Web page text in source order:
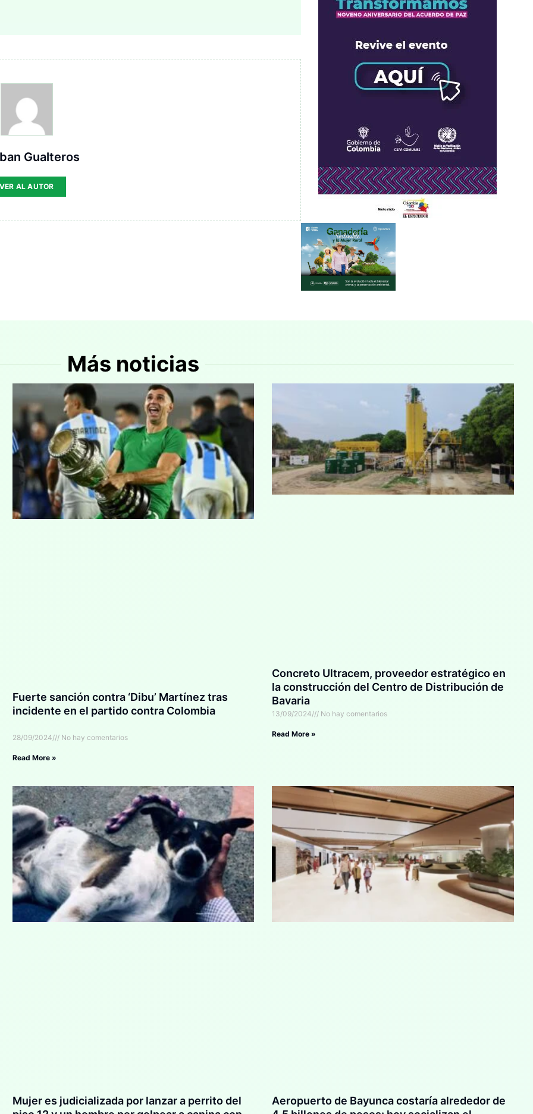
Gualteros
VER AL AUTOR
Más noticias
Fuerte sanción contra ‘Dibu’ Martínez tras
incidente en el partido contra Colombia
28/09/2024 No hay comentarios
Read More »
Concreto Ultracem, proveedor estratégico en
la construcción del Centro de Distribución de
Bavaria
13/09/2024 No hay comentarios
Read More »
Mujer es judicializada por lanzar a perrito del
Aeropuerto de Bayunca costaría alrededor de